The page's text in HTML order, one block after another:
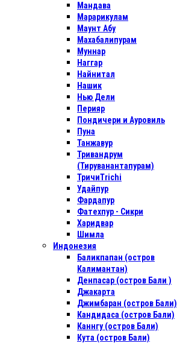
Мандава
Марарикулам
Маунт Абу
Махабалипурам
Муннар
Наггар
Найнитал
Нашик
Нью Дели
Перияр
Пондичери и Ауровиль
Пуна
Танжавур
Тривандрум
(Тируванантапурам)
ТричиTrichi
Удайпур
Фардапур
Фатехпур - Сикри
Харидвар
Шимла
Индонезия
Баликпапан (остров
Калимантан)
Денпасар (остров Бали )
Джакарта
Джимбаран (остров Бали)
Кандидаса (остров Бали)
Каннгу (остров Бали)
Кута (остров Бали)